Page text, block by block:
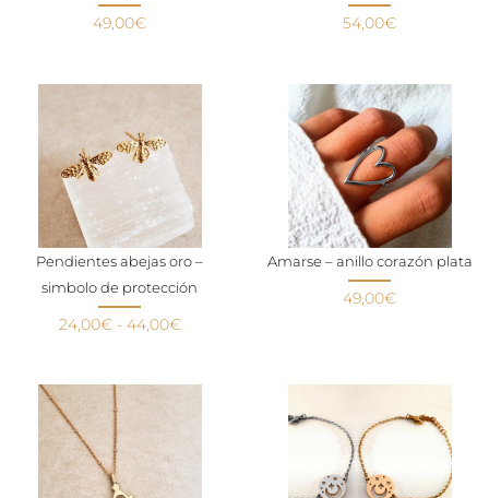
49,00€ 54,00€
Pendientes abejas oro –
simbolo de protección
24,00€ - 44,00€
Amarse – anillo corazón plata
49,00€